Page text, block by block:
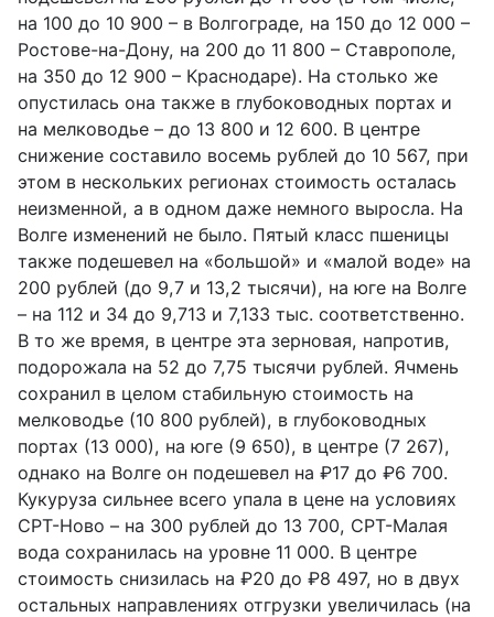
на 100 до 10 900 – в Волгограде, на 150 до 12 000 –
Ростове-на-Дону, на 200 до 11 800 – Ставрополе,
на 350 до 12 900 – Краснодаре). На столько же
опустилась она также в глубоководных портах и
на мелководье – до 13 800 и 12 600. В центре
снижение составило восемь рублей до 10 567, при
этом в нескольких регионах стоимость осталась
неизменной, а в одном даже немного выросла. На
Волге изменений не было. Пятый класс пшеницы
также подешевел на «большой» и «малой воде» на
200 рублей (до 9,7 и 13,2 тысячи), на юге на Волге
– на 112 и 34 до 9,713 и 7,133 тыс. соответственно.
В то же время, в центре эта зерновая, напротив,
подорожала на 52 до 7,75 тысячи рублей. Ячмень
сохранил в целом стабильную стоимость на
мелководье (10 800 рублей), в глубоководных
портах (13 000), на юге (9 650), в центре (7 267),
однако на Волге он подешевел на ₽17 до ₽6 700.
Кукуруза сильнее всего упала в цене на условиях
CPT-Ново – на 300 рублей до 13 700, CPT-Малая
вода сохранилась на уровне 11 000. В центре
стоимость снизилась на ₽20 до ₽8 497, но в двух
остальных направлениях отгрузки увеличилась (на